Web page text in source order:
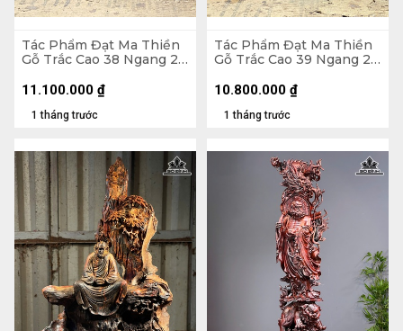
Tác Phẩm Đạt Ma Thiền
Gỗ Trắc Cao 38 Ngang 23
1 tháng trước
11.100.000 ₫
Tác Phẩm Đạt Ma Thiền
Gỗ Trắc Cao 39 Ngang 22
1 tháng trước
10.800.000 ₫